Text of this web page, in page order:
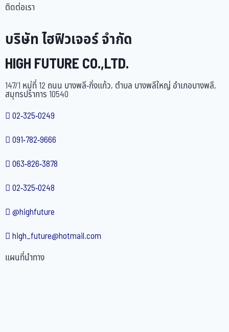
ติดต่อเรา
บริษัท ไฮฟิวเจอร์ จำกัด
HIGH FUTURE CO.,LTD.
147/1 หมู่ที่ 12 ถนน บางพลี-กิ่งแก้ว, ตำบล บางพลีใหญ่ อำเภอบางพลี,
สมุทรปราการ 10540
02-325-0249
091-782-9666
063-826-3878
02-325-0248
@highfuture
high_future@hotmail.com
แผนที่นำทาง